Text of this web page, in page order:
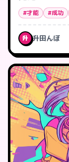
#才能 #成功
升 升田んぼ